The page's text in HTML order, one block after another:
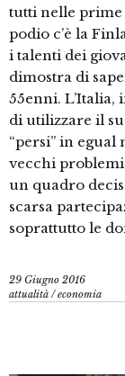
tutti nelle prime
podio c’è la
i talenti dei
dimostra di
55enni. L’Italia,
di utilizzare il
“persi” in
vecchi
un quadro
scarsa
soprattutto le
29 Giugno 2016
attualità /economia